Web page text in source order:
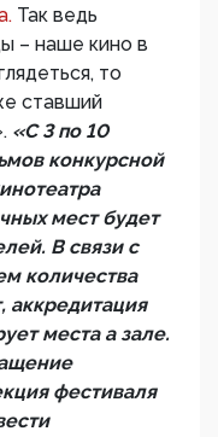
Так ведь
– наше кино в
то
ставший
«С 3 по 10
конкурсной
мест будет
В связи с
количества
аккредитация
места а зале.
фестиваля